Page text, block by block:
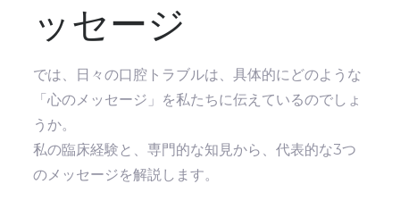
ッセージ
では、日々の口腔トラブルは、具体的にどのような
「心のメッセージ」を私たちに伝えているのでしょ
うか。
私の臨床経験と、専門的な知見から、代表的な3つ
のメッセージを解説します。